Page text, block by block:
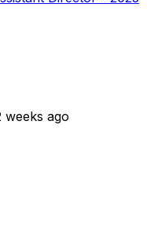
weeks ago